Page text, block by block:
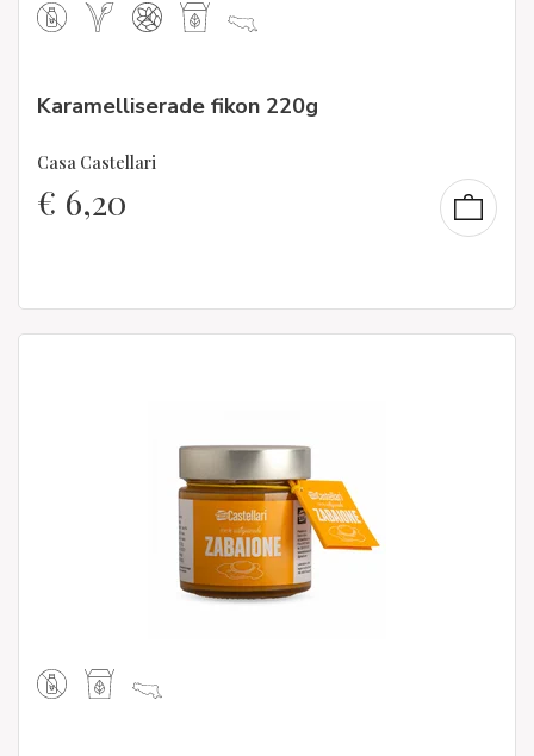
Karamelliserade fikon 220g
Casa Castellari
€ 6,20